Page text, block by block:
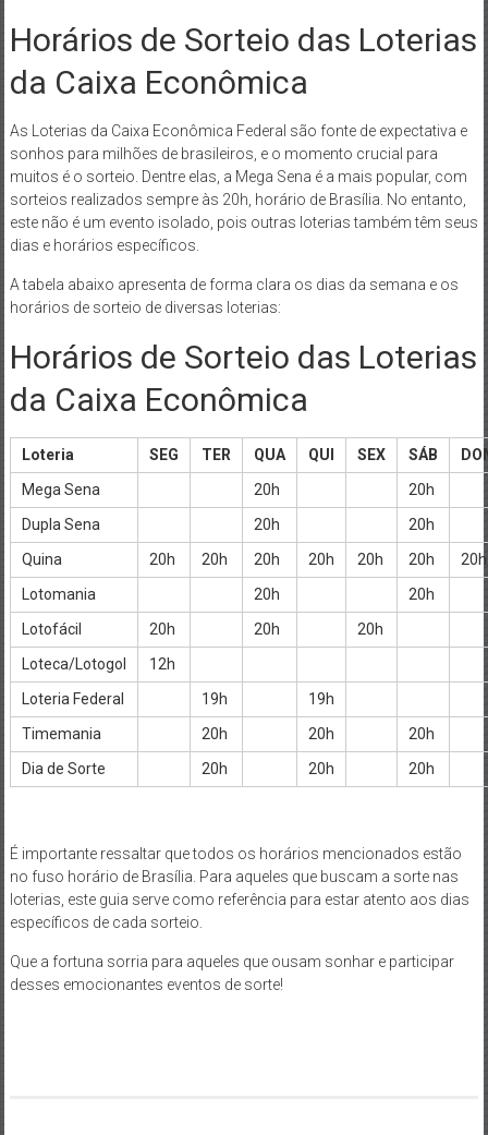
Horários de Sorteio das Loterias
da Caixa Econômica
As Loterias da Caixa Econômica Federal são fonte de expectativa e
sonhos para milhões de brasileiros, e o momento crucial para
muitos é o sorteio. Dentre elas, a Mega Sena é a mais popular, com
sorteios realizados sempre às 20h, horário de Brasília. No entanto,
este não é um evento isolado, pois outras loterias também têm seus
dias e horários específicos.
A tabela abaixo apresenta de forma clara os dias da semana e os
horários de sorteio de diversas loterias:
Horários de Sorteio das Loterias
da Caixa Econômica
Loteria SEG TER QUA QUI SEX SÁB
Mega Sena
20h
20h
Dupla Sena
20h
20h
Quina
20h 20h 20h 20h 20h 20h
20h
Lotomania
20h
20h
Lotofácil
20h 20h
20h
Loteca/Lotogol
12h
Loteria Federal
19h
19h
Timemania
20h 20h
20h
Dia de Sorte
20h 20h 20h
É importante ressaltar que todos os horários mencionados estão
no fuso horário de Brasília. Para aqueles que buscam a sorte nas
loterias, este guia serve como referência para estar atento aos dias
específicos de cada sorteio.
Que a fortuna sorria para aqueles que ousam sonhar e participar
desses emocionantes eventos de sorte!